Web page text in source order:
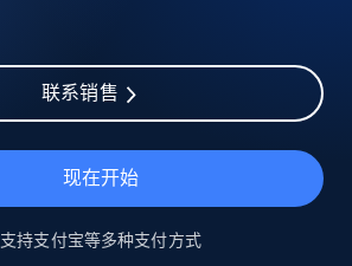
联系销售
现在开始
支持支付宝等多种支付方式